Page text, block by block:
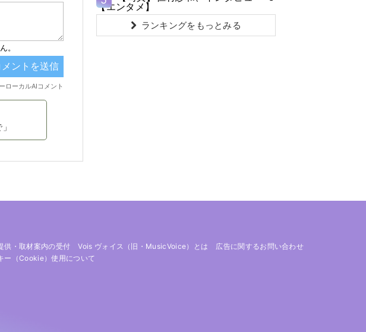
【エンタメ】
ランキングをもっとみる
供・取材案内の受付 Vois ヴォイス（旧・MusicVoice）とは
広告に関するお問い合わせ
ー（cookie）使用について